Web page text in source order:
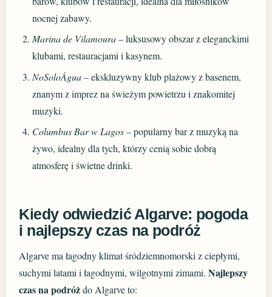
nocnej zabawy.
Marina de Vilamoura– luksusowy obszar z eleganckimi
klubami, restauracjami i kasynem.
NoSoloÁgua– ekskluzywny klub plażowy z basenem,
znanym z imprez na świeżym powietrzu i znakomitej
muzyki.
Columbus Bar w Lagos– popularny bar z muzyką na
żywo, idealny dla tych, którzy cenią sobie dobrą
atmosferę i świetne drinki.
Kiedy odwiedzić Algarve: pogoda
i najlepszy czas na podróż
Algarve ma łagodny klimat śródziemnomorski z ciepłymi,
suchymi latami i łagodnymi, wilgotnymi zimami.Najlepszy
czas na podróżdo Algarve to: